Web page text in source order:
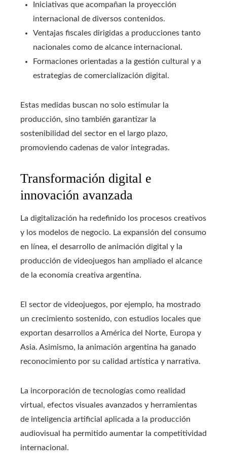
Iniciativas que acompañan la proyección
internacional de diversos contenidos.
Ventajas fiscales dirigidas a producciones tanto
nacionales como de alcance internacional.
Formaciones orientadas a la gestión cultural y a
estrategias de comercialización digital.
Estas medidas buscan no solo estimular la
producción, sino también garantizar la
sostenibilidad del sector en el largo plazo,
promoviendo cadenas de valor integradas.
Transformación digital e
innovación avanzada
La digitalización ha redefinido los procesos creativos
y los modelos de negocio. La expansión del consumo
en línea, el desarrollo de animación digital y la
producción de videojuegos han ampliado el alcance
de la economía creativa argentina.
El sector de videojuegos, por ejemplo, ha mostrado
un crecimiento sostenido, con estudios locales que
exportan desarrollos a América del Norte, Europa y
Asia. Asimismo, la animación argentina ha ganado
reconocimiento por su calidad artística y narrativa.
La incorporación de tecnologías como realidad
virtual, efectos visuales avanzados y herramientas
de inteligencia artificial aplicada a la producción
audiovisual ha permitido aumentar la competitividad
internacional.